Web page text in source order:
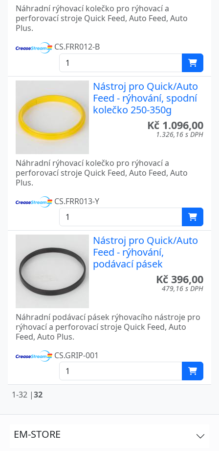
Náhradní rýhovací kolečko pro rýhovací a
perforovací stroje Quick Feed, Auto Feed, Auto
Plus.
CS.FRR012-B
Nástroj pro Quick/Auto
Feed - rýhování, spodní
kolečko 250-350g
Kč 1.096,00
1.326,16 s DPH
Náhradní rýhovací kolečko pro rýhovací a
perforovací stroje Quick Feed, Auto Feed, Auto
Plus.
CS.FRR013-Y
Nástroj pro Quick/Auto
Feed - rýhování,
podávací pásek
Kč 396,00
479,16 s DPH
Náhradní podávací pásek rýhovacího nástroje pro
rýhovací a perforovací stroje Quick Feed, Auto
Feed, Auto Plus.
CS.GRIP-001
1-32 |32
EM-STORE